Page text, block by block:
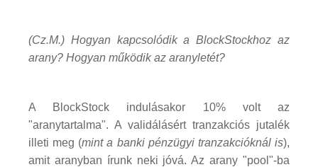
(Cz.M.) Hogyan kapcsolódik a BlockStockhoz az
arany? Hogyan működik az aranyletét?
A BlockStock indulásakor 10% volt az
"aranytartalma". A validálásért tranzakciós jutalék
illeti meg (mint a banki pénzügyi tranzakcióknál is),
amit aranyban írunk neki jóvá. Az arany "pool"-ba